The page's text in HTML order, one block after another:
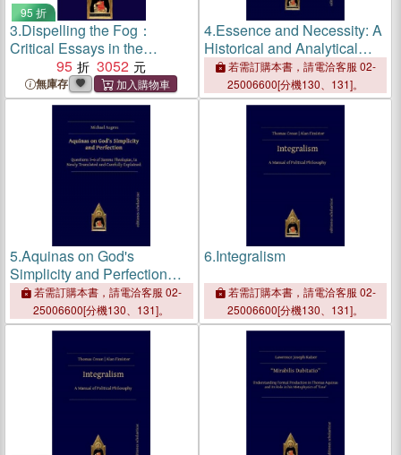
95 折
3.Dispelling the Fog：
Critical Essays in the
Apostolic Exhortation
Amoris Laetitia
95 3052
無庫存
4.Essence and Necessity: A
Historical and Analytical
Study of Aristotle's Modal
Logic
若需訂購本書，請電洽客服 02-
25006600[分機130、131]。
5.Aquinas on God's
Simplicity and Perfection：
Questions 3-6 of Summa
Theologiae, Ia Newly
Translated and Carefully
若需訂購本書，請電洽客服 02-
25006600[分機130、131]。
6.Integralism
若需訂購本書，請電洽客服 02-
25006600[分機130、131]。